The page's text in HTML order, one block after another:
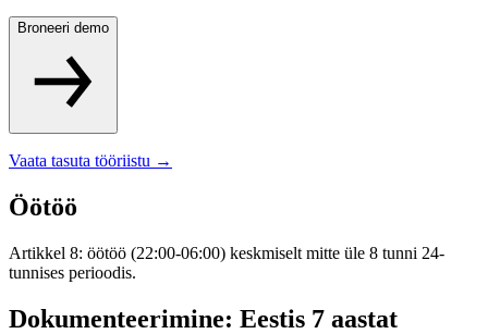
Broneeri demo
Vaata tasuta tööriistu →
Öötöö
Artikkel 8: öötöö (22:00-06:00) keskmiselt mitte üle 8 tunni 24-
tunnises perioodis.
Dokumenteerimine: Eestis 7 aastat